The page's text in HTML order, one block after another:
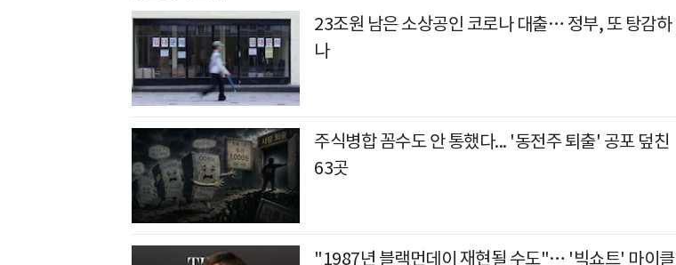
23조원 남은 소상공인 코로나 대출… 정부, 또 탕감하
나
주식병합 꼼수도 안 통했다... '동전주 퇴출' 공포 덮친
63곳
"1987년 블랙먼데이 재현될 수도"… '빅쇼트' 마이클